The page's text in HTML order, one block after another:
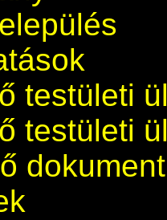
testületi
testületi